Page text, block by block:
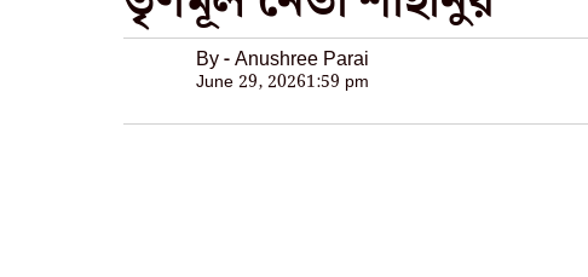
By - Anushree Parai
June 29, 20261:59 pm